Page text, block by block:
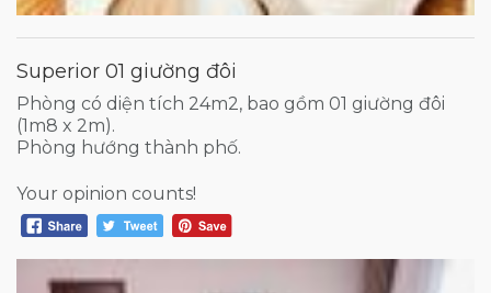
Superior 01 giường đôi
Phòng có diện tích 24m2, bao gồm 01 giường đôi
(1m8 x 2m).
Phòng hướng thành phố.
Your opinion counts!